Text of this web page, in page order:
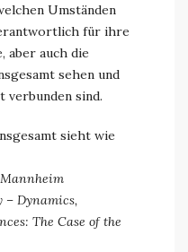
Umständen
für ihre
aber auch die
sehen und
verbunden sind.
sieht wie
– Dynamics,
The Case of the